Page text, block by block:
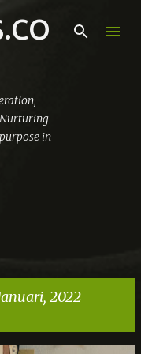
utama
in
2022